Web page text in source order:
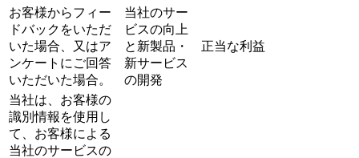
お客様からフィー
ドバックをいただ
いた場合、又はア
ンケートにご回答
いただいた場合。
当社のサー
ビスの向上
と新製品・
新サービス
の開発
正当な利益
当社は、お客様の
識別情報を使用し
て、お客様による
当社のサービスの